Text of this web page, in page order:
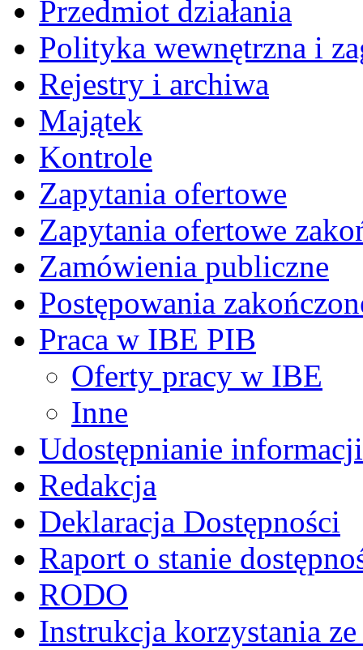
Przedmiot działania
Polityka wewnętrzna i
Rejestry i archiwa
Majątek
Kontrole
Zapytania ofertowe
Zapytania ofertowe
Zamówienia publiczne
Postępowania
Praca w IBE PIB
Oferty pracy w IBE
Inne
Udostępnianie informacji
Redakcja
Deklaracja Dostępności
Raport o stanie
RODO
Instrukcja korzystania